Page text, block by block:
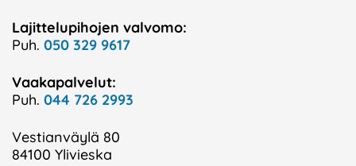
Lajittelupihojen valvomo:
Puh. 050 329 9617
Vaakapalvelut:
Puh. 044 726 2993
Vestianväylä 80
84100 Ylivieska